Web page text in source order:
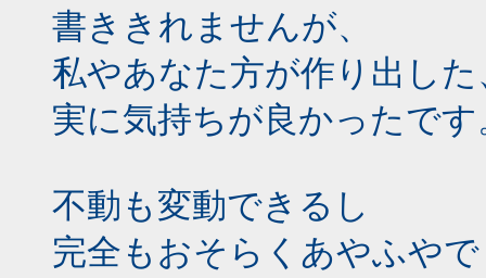
書ききれませんが、
私やあなた方が作り出し
実に気持ちが良かったです
不動も変動できるし
完全もおそらくあやふやで